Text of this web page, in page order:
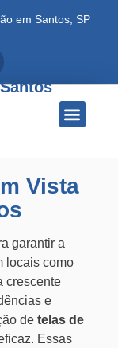
em Santos, SP
Santos
Vista
garantir a
locais como
crescente
e
de telas de
Essas